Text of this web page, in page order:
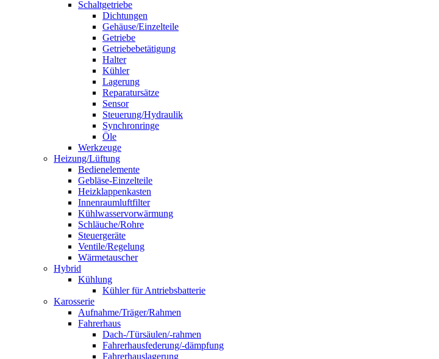
Schaltgetriebe
Dichtungen
Gehäuse/Einzelteile
Getriebe
Getriebebetätigung
Halter
Kühler
Lagerung
Reparatursätze
Sensor
Steuerung/Hydraulik
Synchronringe
Öle
Werkzeuge
Heizung/Lüftung
Bedienelemente
Gebläse-Einzelteile
Heizklappenkasten
Innenraumluftfilter
Kühlwasservorwärmung
Schläuche/Rohre
Steuergeräte
Ventile/Regelung
Wärmetauscher
Hybrid
Kühlung
Kühler für Antriebsbatterie
Karosserie
Aufnahme/Träger/Rahmen
Fahrerhaus
Dach-/Türsäulen/-rahmen
Fahrerhausfederung/-dämpfung
Fahrerhauslagerung